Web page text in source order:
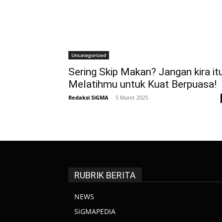
Uncategorized
Sering Skip Makan? Jangan kira
Melatihmu untuk Kuat Berpuasa!
Redaksi SiGMA - 5 Maret 2025
RUBRIK BERITA
NEWS
SiGMAPEDIA